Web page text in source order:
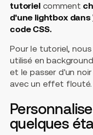
tutorielcomment
d'une lightbox dans
code CSS.
Pour le tutoriel,
utilisé en
et le passer d'un
avec un effet flouté.
quelques